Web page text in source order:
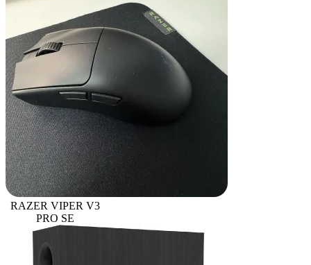
RAZER VIPER V3
PRO SE